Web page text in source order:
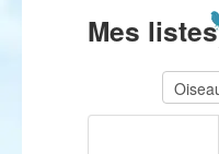
Mes listes